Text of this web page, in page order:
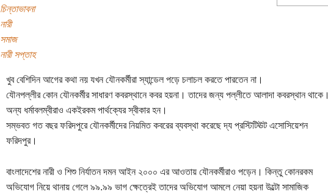
চিন্তাভাবনা
নারী
সমাজ
নারী সপ্তাহ
খুব বেশিদিন আগের কথা নয় যখন যৌনকর্মীরা স্যান্ডেল পড়ে চলাচল করতে পারতেন না।
যৌনপল্লীর কোন যৌনকর্মীর সাধারণ কবরস্থানে কবর হয়না। তাদের জন্য পল্লীতে আলাদা কবরস্থান থাকে।
অন্য ধর্মাবলম্বীরাও একইরকম পার্থক্যের স্বীকার হন।
সম্ভবত গত বছর ফরিদপুরে যৌনকর্মীদের নিয়মিত কবরের ব্যবস্থা করেছে দ্য প্রস্টিটিঊট এসোসিয়েশন
ফরিদপুর।
বাংলাদেশের নারী ও শিশু নির্যাতন দমন আইন ২০০০ এর আওতায় যৌনকর্মীরাও পড়েন। কিন্তু কোনরকম
অভিযোগ নিয়ে থানায় গেলে ৯৯.৯৯ ভাগ ক্ষেত্রেই তাদের অভিযোগ আমলে নেয়া হয়না উল্টো সামাজিক